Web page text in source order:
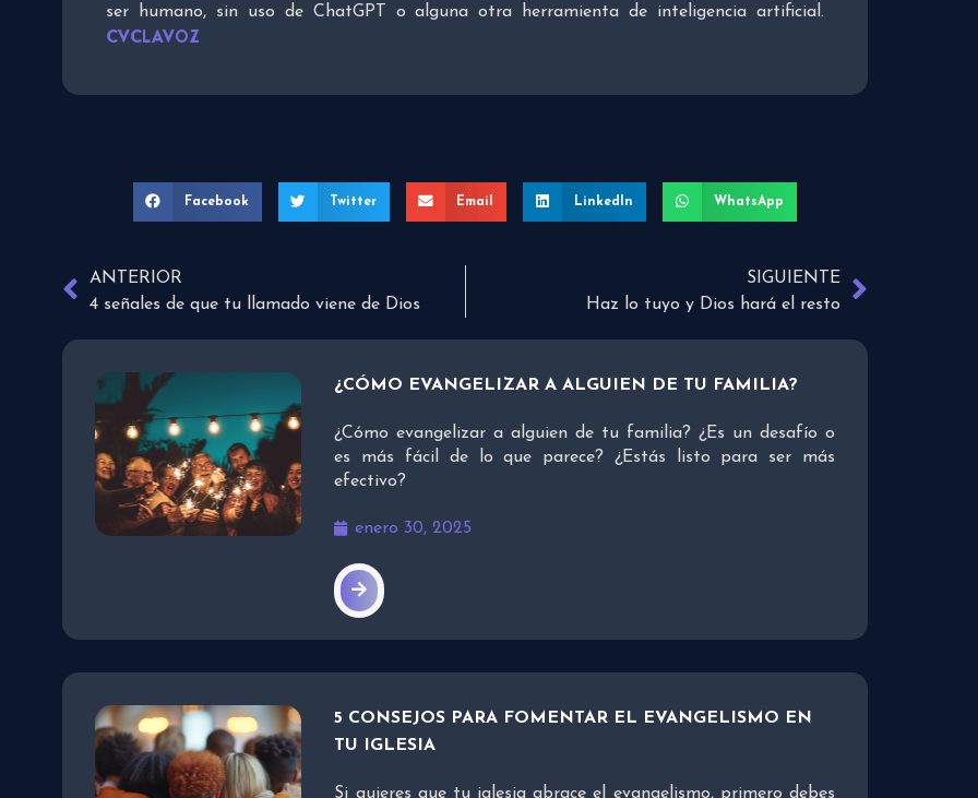
ser humano, sin uso de ChatGPT o alguna otra herramienta de inteligencia artificial.
CVCLAVOZ
Facebook Twitter Email LinkedIn WhatsApp
ANTERIOR
4 señales de que tu llamado viene de Dios
SIGUIENTE
Haz lo tuyo y Dios hará el resto
¿CÓMO EVANGELIZAR A ALGUIEN DE TU FAMILIA?
¿Cómo evangelizar a alguien de tu familia? ¿Es un desafío o
es más fácil de lo que parece? ¿Estás listo para ser más
efectivo?
enero 30, 2025
5 CONSEJOS PARA FOMENTAR EL EVANGELISMO EN
TU IGLESIA
Si quieres que tu iglesia abrace el evangelismo, primero debes